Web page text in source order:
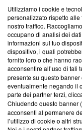
Questa sezione offre
News, sui nostri
creare news di
‘Trust Project - News
ancora membro del
parte; Trust Project
conformità agli
Su di noi
Team editoriale
Utilizziamo i cookie e
personalizzato rispetto
nostro traffico.
occupano di analisi dei
informazioni sul tuo
dispositivo, i quali
fornito loro o che hanno
acconsentire all’uso di tali
presente su questo
eventualmente negando il
parte dei partner terzi,
Chiudendo questo banner
acconsenti al permanere
l’utilizzo di cookie o altri